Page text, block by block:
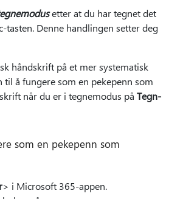
etter at du har tegnet det
tasten. Denne handlingen setter deg
håndskrift på et mer systematisk
til å fungere som en pekepenn som
når du er i tegnemodus på Tegn-
som en pekepenn som
> i Microsoft 365-appen.